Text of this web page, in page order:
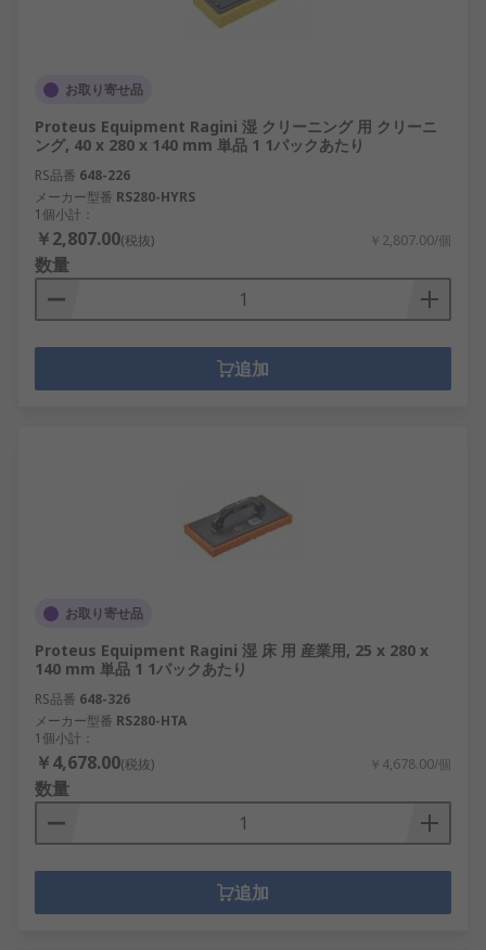
お取り寄せ品
Proteus Equipment Ragini 湿 クリーニング 用 クリーニ
ング, 40 x 280 x 140 mm 単品 1 1パックあたり
RS品番 648-226
メーカー型番 RS280-HYRS
1個小計：
￥2,807.00(税抜) ￥2,807.00/個
数量
追加
お取り寄せ品
Proteus Equipment Ragini 湿 床 用 産業用, 25 x 280 x
140 mm 単品 1 1パックあたり
RS品番 648-326
メーカー型番 RS280-HTA
1個小計：
￥4,678.00(税抜) ￥4,678.00/個
数量
追加